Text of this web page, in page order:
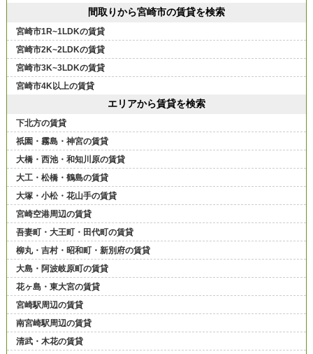
間取りから宮崎市の賃貸を検索
宮崎市1R~1LDKの賃貸
宮崎市2K~2LDKの賃貸
宮崎市3K~3LDKの賃貸
宮崎市4K以上の賃貸
エリアから賃貸を検索
下北方の賃貸
祇園・霧島・神宮の賃貸
大橋・西池・和知川原の賃貸
大工・松橋・鶴島の賃貸
大塚・小松・花山手の賃貸
宮崎空港周辺の賃貸
吾妻町・大王町・田代町の賃貸
柳丸・吉村・昭和町・新別府の賃貸
大島・阿波岐原町の賃貸
花ヶ島・東大宮の賃貸
宮崎駅周辺の賃貸
南宮崎駅周辺の賃貸
清武・木花の賃貸